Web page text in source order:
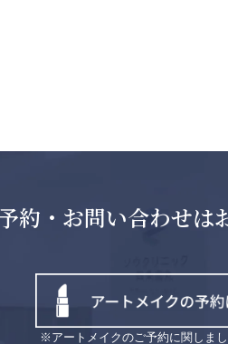
約・お問い合わせは
※アートメイクのご予約に関しま